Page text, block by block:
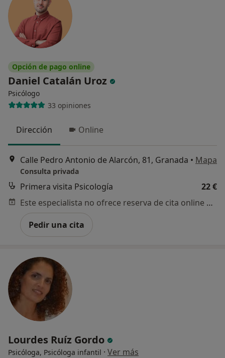
Opción de pago online
Daniel Catalán Uroz
Psicólogo
33 opiniones
Dirección Online
Calle Pedro Antonio de Alarcón, 81, Granada • Mapa
Consulta privada
Primera visita Psicología
22 €
Este especialista no ofrece reserva de cita online en esta dirección.
Pedir una cita
Lourdes Ruíz Gordo
Psicóloga, Psicóloga infantil · Ver más